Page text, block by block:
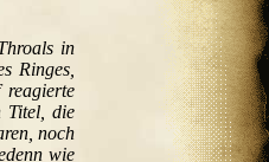
in
Ringes,
Titel, die
noch
wie